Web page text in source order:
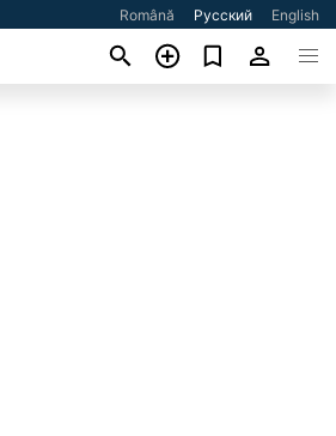
Română Русский English